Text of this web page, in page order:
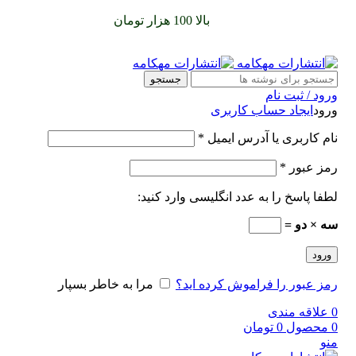
بالا 100 هزار تومان
جستجو
ورود / ثبت نام
ورود ایجاد حساب کاربری
نام کاربری یا آدرس ایمیل *
رمز عبور *
لطفا پاسخ را به عدد انگلیسی وارد کنید:
سه × دو =
ورود
رمز عبور را فراموش کرده اید؟ مرا به خاطر بسپار
0 علاقه مندی
0 محصول 0 تومان
منو